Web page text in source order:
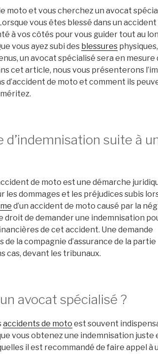
moto et vous cherchez un avocat
vous êtes blessé dans un accident
à vos côtés pour vous guider tout au
vous ayez subi des blessures
un avocat spécialisé sera en mesure
cet article, nous vous présenterons
d’accident de moto et comment ils
d’indemnisation suite à
de moto est une démarche
les dommages et les préjudices subis lors
d’un accident de moto causé par la
droit de demander une indemnisation
de cet accident. Une demande
la compagnie d’assurance de la partie
cas, devant les tribunaux.
avocat spécialisé ?
accidents de moto est souvent
vous obtenez une indemnisation juste
il est recommandé de faire appel à